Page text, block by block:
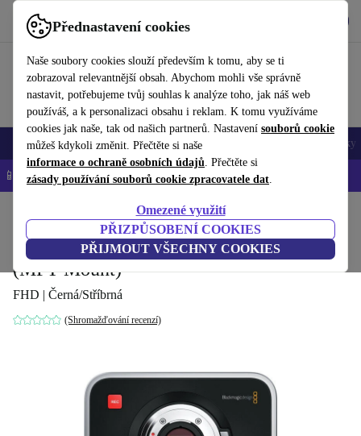
Přednastavení cookies
Naše soubory cookies slouží především k tomu, aby se ti
zobrazoval relevantnější obsah. Abychom mohli vše správně
nastavit, potřebujeme tvůj souhlas k analýze toho, jak náš web
používáš, a k personalizaci obsahu i reklam. K tomu využíváme
cookies jak naše, tak od našich partnerů. Nastavení souborů cookie
můžeš kdykoli změnit. Přečtěte si naše
informace o ochraně osobních údajů. Přečtěte si
zásady používání souborů cookie zpracovatele dat.
Omezené využití
PŘIZPŮSOBENÍ COOKIES
PŘIJMOUT VŠECHNY COOKIES
Používejte refurbed rychle a snadno
Mobily a smartphony Notebooky Tablety Doplňky
📱 -5 % NAVÍC na všechny iPhony – kód: IPHONEDEAL-
Kamery a fotoaparáty
Blackmagic Design Cinema Camera
(MFT Mount)
FHD | Černá/Stříbrná
(Shromažďování recenzí)